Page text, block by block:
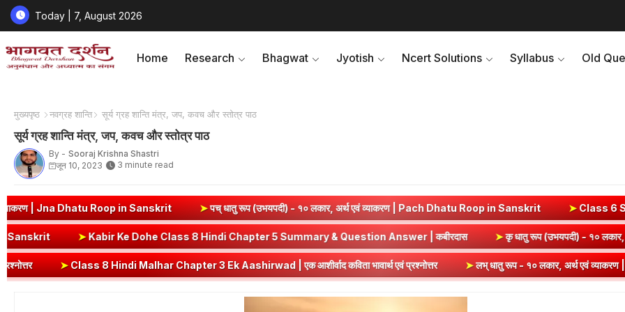
Today | 7, August 2026
Home Research Bhagwat Jyotish Ncert Solutions Syllabus Old
मुख्यपृष्ठ नवग्रह शान्ति सूर्य ग्रह शान्ति मंत्र, जप, कवच और स्तोत्र पाठ
सूर्य ग्रह शान्ति मंत्र, जप, कवच और स्तोत्र पाठ
By - Sooraj Krishna Shastri
जून 10, 2023
3 minute read
in Sanskrit ➤पच् धातु रूप (उभयपदी) - १० लकार, अर्थ एवं व्याकरण | Pach Dhatu Roop in Sanskrit ➤Class 6 Sanskrit Chapter 4
| Ni Dhatu Roop in Sanskrit ➤Kabir Ke Dohe Class 8 Hindi Chapter 5 Summary & Question Answer | कबीरदास ➤कृ धातु
8 Hindi Malhar Chapter 3 Ek Aashirwad | एक आशीर्वाद कविता भावार्थ एवं प्रश्नोत्तर ➤लभ् धातु रूप - १० लकार, अर्थ एवं व्याकरण | Labh Dhatu